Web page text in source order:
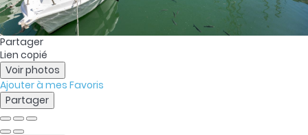
Partager
Lien copié
Voir photos
Ajouter à mes Favoris
Partager